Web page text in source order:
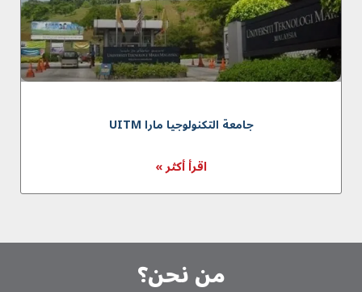
جامعة التكنولوجيا مارا UITM
اقرأ أكثر »
من نحن؟